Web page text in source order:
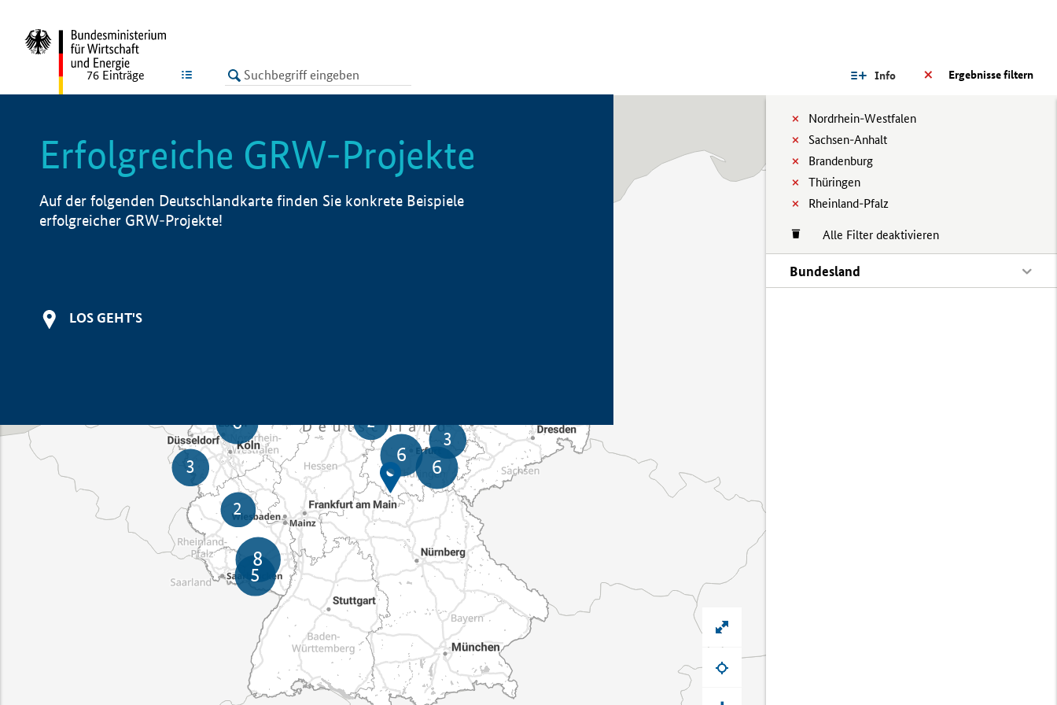
LISTE Ergebnisse filtern
Info
Nordrhein-Westfalen
Sachsen-Anhalt
Brandenburg
Thüringen
Rheinland-Pfalz
Alle Filter deaktivieren
Bundesland
76 Einträge
Erfolgreiche GRW-Projekte
Auf der folgenden Deutschlandkarte finden Sie konkrete Beispiele
erfolgreicher GRW-Projekte!
LOS GEHT'S